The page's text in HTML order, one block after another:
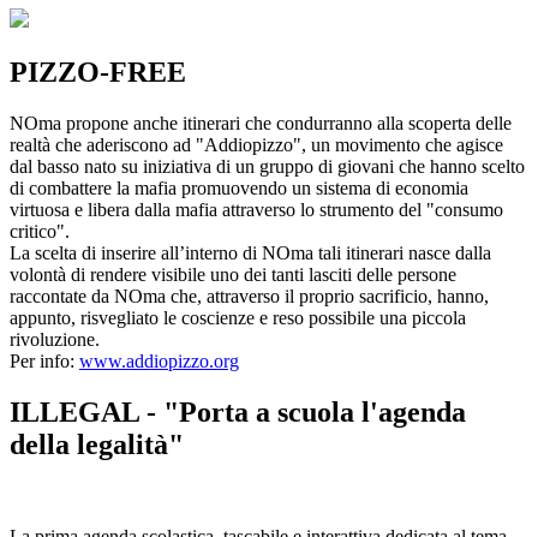
PIZZO-FREE
NOma propone anche itinerari che condurranno alla scoperta delle
realtà che aderiscono ad "Addiopizzo", un movimento che agisce
dal basso nato su iniziativa di un gruppo di giovani che hanno scelto
di combattere la mafia promuovendo un sistema di economia
virtuosa e libera dalla mafia attraverso lo strumento del "consumo
critico".
La scelta di inserire all’interno di NOma tali itinerari nasce dalla
volontà di rendere visibile uno dei tanti lasciti delle persone
raccontate da NOma che, attraverso il proprio sacrificio, hanno,
appunto, risvegliato le coscienze e reso possibile una piccola
rivoluzione.
Per info: www.addiopizzo.org
ILLEGAL - "Porta a scuola l'agenda
della legalità"